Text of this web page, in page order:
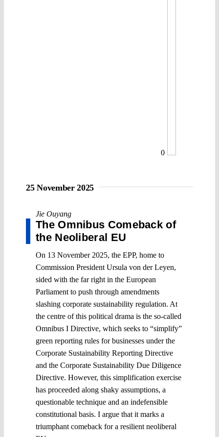
0
25 November 2025
Jie Ouyang
The Omnibus Comeback of
the Neoliberal EU
On 13 November 2025, the EPP, home to
Commission President Ursula von der Leyen,
sided with the far right in the European
Parliament to push through amendments
slashing corporate sustainability regulation. At
the centre of this political drama is the so-called
Omnibus I Directive, which seeks to “simplify”
green reporting rules for businesses under the
Corporate Sustainability Reporting Directive
and the Corporate Sustainability Due Diligence
Directive. However, this simplification exercise
has proceeded along shaky assumptions, a
questionable technique and an indefensible
constitutional basis. I argue that it marks a
triumphant comeback for a resilient neoliberal